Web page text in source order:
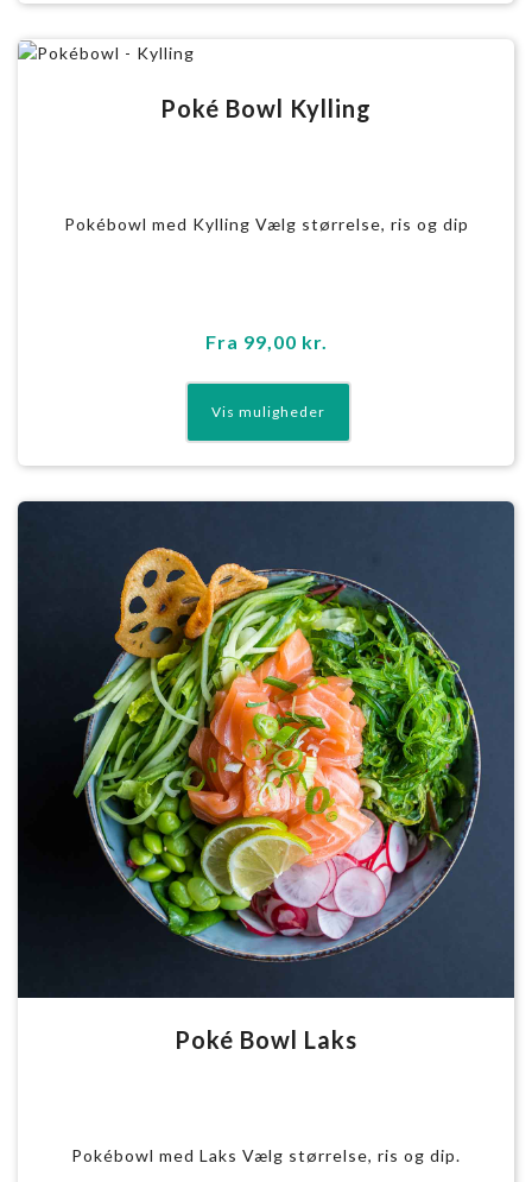
Poké Bowl Kylling
Pokébowl med Kylling Vælg størrelse, ris og dip
Fra 99,00 kr.
Poké Bowl Laks
Pokébowl med Laks Vælg størrelse, ris og dip.